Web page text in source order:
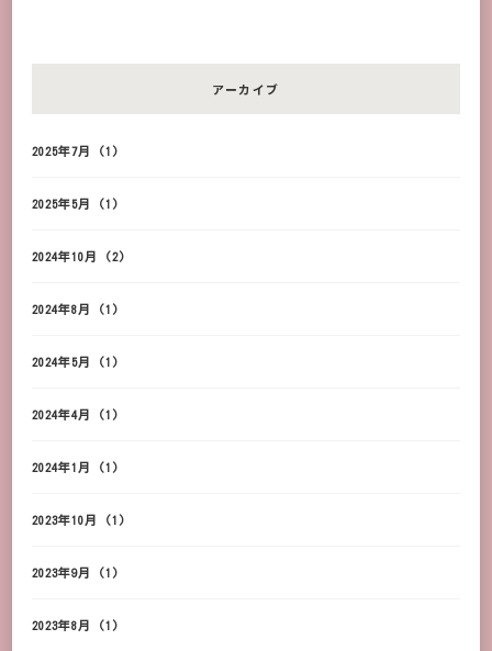
アーカイブ
2025年7月 (1)
2025年5月 (1)
2024年10月 (2)
2024年8月 (1)
2024年5月 (1)
2024年4月 (1)
2024年1月 (1)
2023年10月 (1)
2023年9月 (1)
2023年8月 (1)